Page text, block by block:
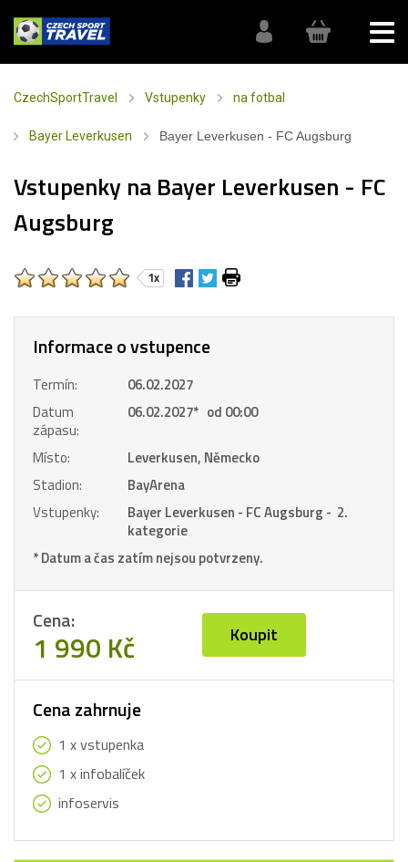
CzechSportTravel Vstupenky na fotbal
Bayer Leverkusen Bayer Leverkusen - FC Augsburg
Vstupenky na Bayer Leverkusen - FC
Augsburg
1x
Informace o vstupence
Termín:
06.02.2027
Datum
zápasu:
06.02.2027* od 00:00
Místo:
Leverkusen, Německo
Stadion:
BayArena
Vstupenky:
Bayer Leverkusen - FC Augsburg - 2.
kategorie
* Datum a čas zatím nejsou potvrzeny.
Cena:
1 990 Kč Koupit
Cena zahrnuje
1 x vstupenka
1 x infobalíček
infoservis